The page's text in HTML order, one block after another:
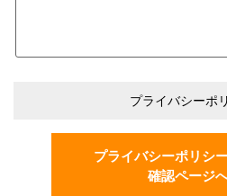
プライバシーポ
プライバシーポリシ
確認ページ